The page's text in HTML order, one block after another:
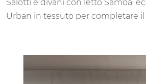
Salotti e divani con letto Samoa:
Urban in tessuto per completare